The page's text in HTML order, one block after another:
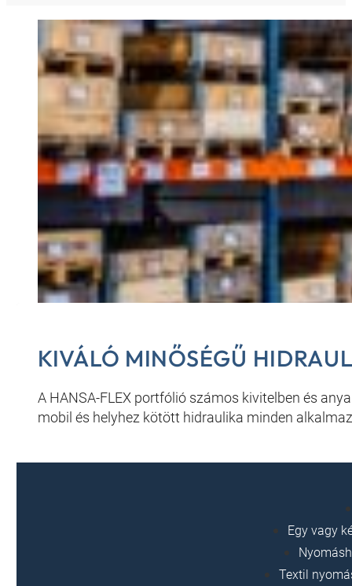
KIVÁLÓ MINŐSÉGŰ
A HANSA-FLEX portfólió számos kivitelben és
mobil és helyhez kötött hidraulika minden
Egy vagy
Textil